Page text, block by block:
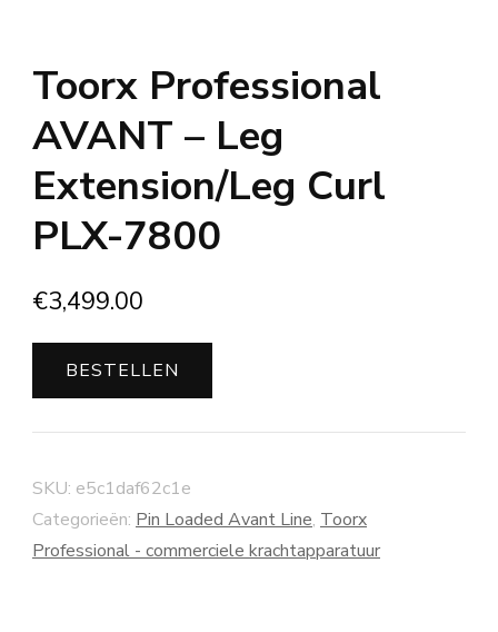
Toorx Professional
AVANT – Leg
Extension/Leg Curl
PLX-7800
€3,499.00
BESTELLEN
SKU: e5c1daf62c1e
Categorieën: Pin Loaded Avant Line, Toorx
Professional - commerciele krachtapparatuur